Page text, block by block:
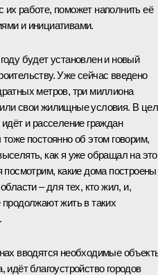
работе, поможет наполнить её
и инициативами.
будет установлен и новый
Уже сейчас введено
метров, три миллиона
свои жилищные условия. В
и расселение граждан
постоянно об этом говорим,
как я уже обращал на это
посмотрим, какие дома построены
– для тех, кто жил, и,
жить в таких
вводятся необходимые
идёт благоустройство городов